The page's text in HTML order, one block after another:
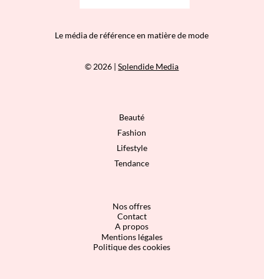
Le média de référence en matière de mode
© 2026 |Splendide Media
Beauté
Fashion
Lifestyle
Tendance
Nos offres
Contact
A propos
Mentions légales
Politique des cookies